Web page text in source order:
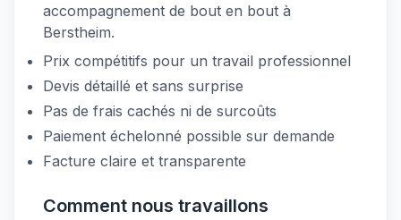
accompagnement de bout en bout à
Berstheim.
Prix compétitifs pour un travail professionnel
Devis détaillé et sans surprise
Pas de frais cachés ni de surcoûts
Paiement échelonné possible sur demande
Facture claire et transparente
Comment nous travaillons